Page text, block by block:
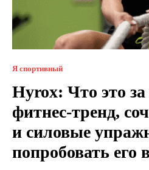
Я спортивный
Hyrox: Что это
фитнес-тренд,
и силовые
попробовать его